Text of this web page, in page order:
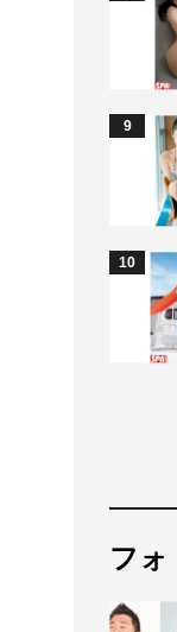
9
10
フォ